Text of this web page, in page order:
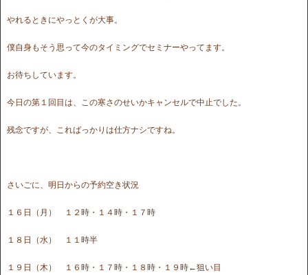
やれるときにやっとくが大事。
僕自身もそう思って今のタイミングでセミナーやってます。
お待ちしています。
今日の第１回目は、この寒さのせいかキャンセルで中止でした。
残念ですが、こればっかりは仕方ナシですね。
さいごに、明日からの予約空き状況
１６日（月） １２時・１４時・１７時
１８日（水） １１時半
１９日（木） １６時・１７時・１８時・１９時←狙い目